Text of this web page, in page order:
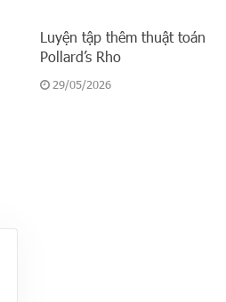
Luyện tập thêm thuật toán
Pollard’s Rho
29/05/2026